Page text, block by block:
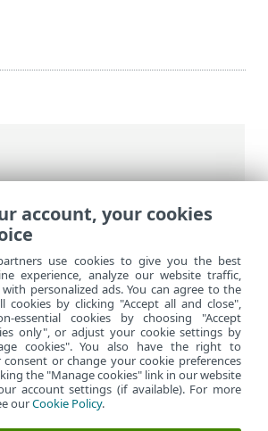
>ESET PROTECT 主功能表>
範本
account, your cookies
use cookies to give you the best
experience, analyze our website traffic,
personalized ads. You can agree to the
cookies by clicking "Accept all and close",
essential cookies by choosing "Accept
only", or adjust your cookie settings by
cookies". You also have the right to
or change your cookie preferences
the "Manage cookies" link in our website
account settings (if available). For more
ourCookie Policy.